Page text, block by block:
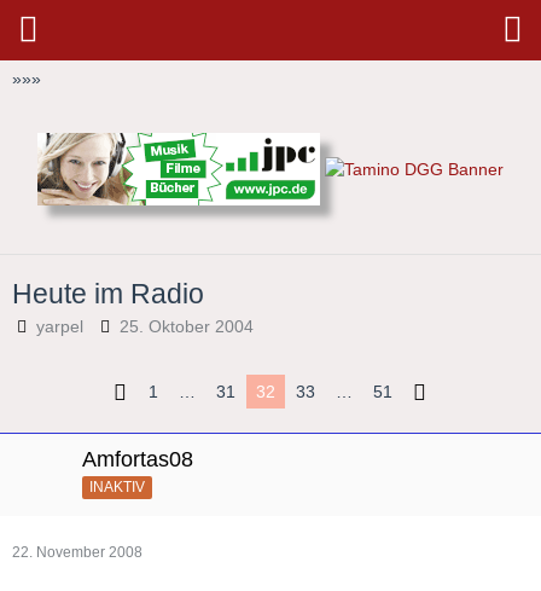
»»»
Heute im Radio
yarpel 25. Oktober 2004
1 31 32 33 51
Amfortas08
INAKTIV
22. November 2008